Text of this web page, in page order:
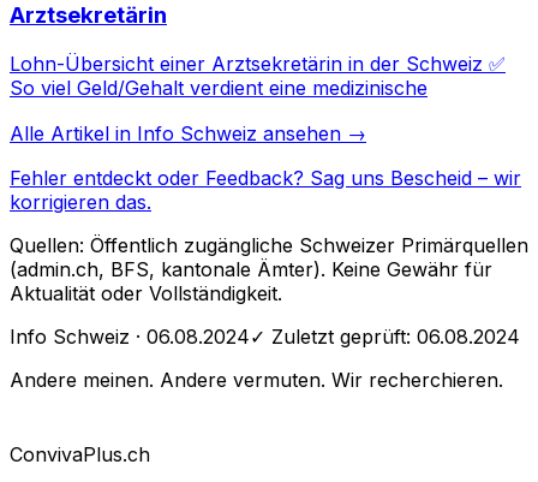
Arztsekretärin
Lohn-Übersicht einer Arztsekretärin in der Schweiz ✅
So viel Geld/Gehalt verdient eine medizinische
Alle Artikel in Info Schweiz ansehen →
Fehler entdeckt oder Feedback? Sag uns Bescheid – wir
korrigieren das.
Quellen: Öffentlich zugängliche Schweizer Primärquellen
(admin.ch, BFS, kantonale Ämter). Keine Gewähr für
Aktualität oder Vollständigkeit.
Info Schweiz · 06.08.2024✓ Zuletzt geprüft: 06.08.2024
Andere meinen. Andere vermuten. Wir recherchieren.
ConvivaPlus.ch